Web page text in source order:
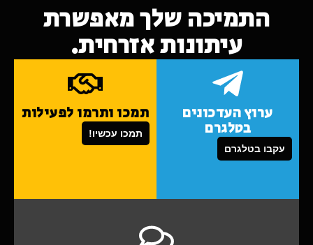
התמיכה שלך מאפשרת
עיתונות אזרחית.
ערוץ העדכונים
בטלגרם
עקבו בטלגרם
תמכו ותרמו לפעילות
תמכו עכשיו!